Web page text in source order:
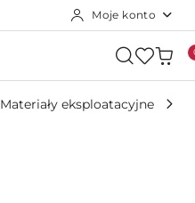
Moje konto
Materiały eksploatacyjne